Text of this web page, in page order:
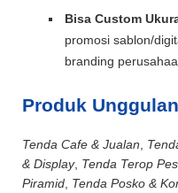
Bisa Custom
promosi sablon/
branding
Produk
Tenda Cafe & Jualan
& Display, Tenda Terop
Piramid Tenda Posko &